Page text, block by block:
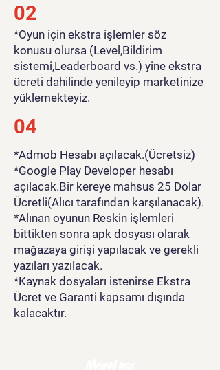
02
*Oyun için ekstra işlemler söz
konusu olursa (Level,Bildirim
sistemi,Leaderboard vs.) yine ekstra
ücreti dahilinde yenileyip marketinize
yüklemekteyiz.
04
*Admob Hesabı açılacak.(Ücretsiz)
*Google Play Developer hesabı
açılacak.Bir kereye mahsus 25 Dolar
Ücretli(Alıcı tarafından karşılanacak).
*Alınan oyunun Reskin işlemleri
bittikten sonra apk dosyası olarak
mağazaya girişi yapılacak ve gerekli
yazıları yazılacak.
*Kaynak dosyaları istenirse Ekstra
Ücret ve Garanti kapsamı dışında
kalacaktır.